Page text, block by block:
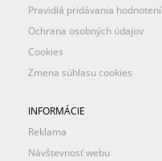
Pravidlá pridávania hodnotení
Ochrana osobných údajov
Cookies
Zmena súhlasu cookies
INFORMÁCIE
Reklama
Návštevnosť webu